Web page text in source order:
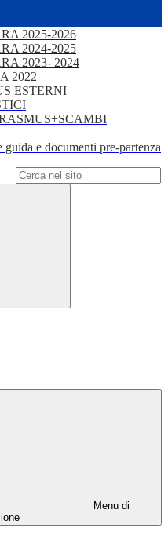
2025-2026
2024-2025
2023- 2024
2022
ESTERNI
e documenti pre-partenza
Menu di